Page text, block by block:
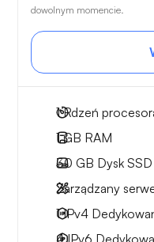
dowolnym momencie.
1Rdzeń
1 GB RAM
30 GB Dysk
Zarządzany
1 IPv4
4 IPv6